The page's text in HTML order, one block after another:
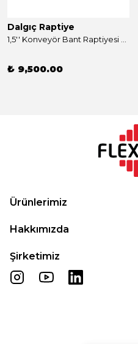
Dalgıç Raptiye
₺ 9,500.00
Ürünlerimiz
Hakkımızda
Şirketimiz